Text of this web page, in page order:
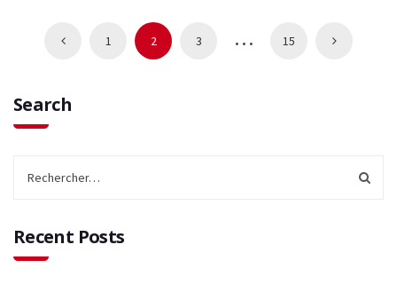
1 2 3 … 15
Search
Recent Posts